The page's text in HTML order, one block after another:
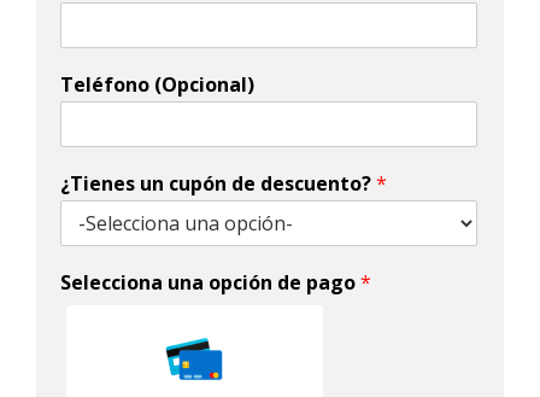
Teléfono (Opcional)
¿Tienes un cupón de descuento?*
Selecciona una opción de pago*